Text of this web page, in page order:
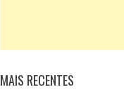
MAIS RECENTES